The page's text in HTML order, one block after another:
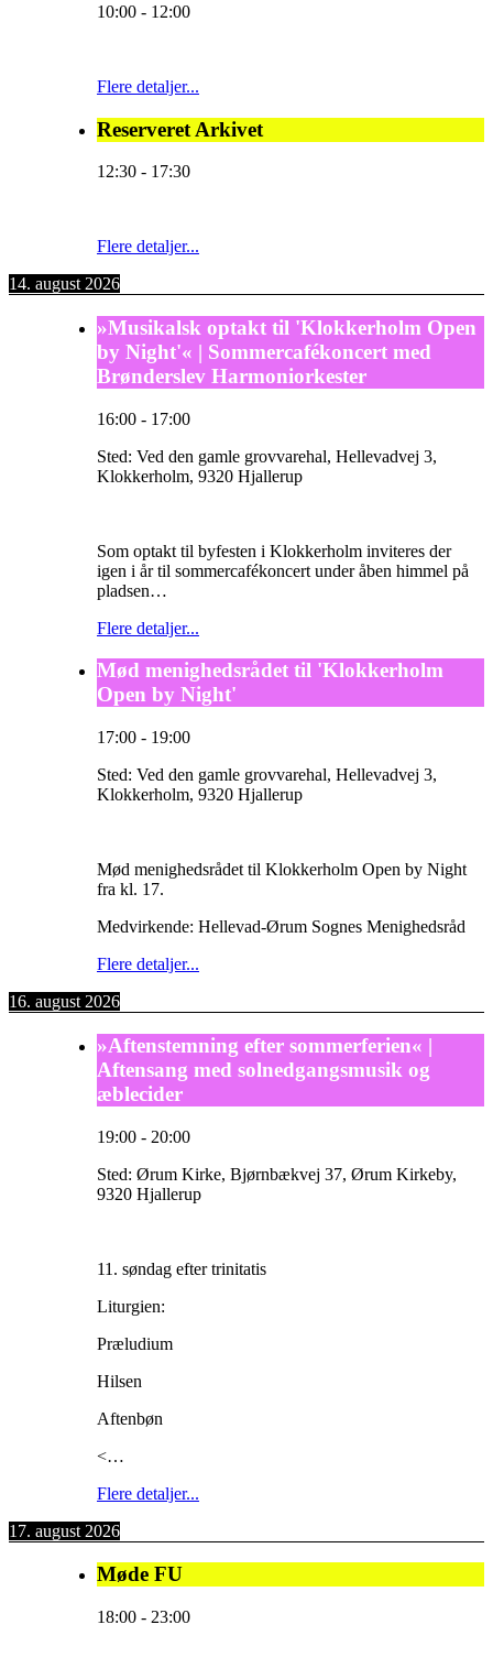
10:00 - 12:00
Flere detaljer...
Reserveret Arkivet
12:30 - 17:30
Flere detaljer...
14. august 2026
»Musikalsk optakt til 'Klokkerholm Open
by Night'« | Sommercafékoncert med
Brønderslev Harmoniorkester
16:00 - 17:00
Sted: Ved den gamle grovvarehal, Hellevadvej 3,
Klokkerholm, 9320 Hjallerup
Som optakt til byfesten i Klokkerholm inviteres der
igen i år til sommercafékoncert under åben himmel på
pladsen…
Flere detaljer...
Mød menighedsrådet til 'Klokkerholm
Open by Night'
17:00 - 19:00
Sted: Ved den gamle grovvarehal, Hellevadvej 3,
Klokkerholm, 9320 Hjallerup
Mød menighedsrådet til Klokkerholm Open by Night
fra kl. 17.
Medvirkende: Hellevad-Ørum Sognes Menighedsråd
Flere detaljer...
16. august 2026
»Aftenstemning efter sommerferien« |
Aftensang med solnedgangsmusik og
æblecider
19:00 - 20:00
Sted: Ørum Kirke, Bjørnbækvej 37, Ørum Kirkeby,
9320 Hjallerup
11. søndag efter trinitatis
Liturgien:
Præludium
Hilsen
Aftenbøn
<…
Flere detaljer...
17. august 2026
Møde FU
18:00 - 23:00